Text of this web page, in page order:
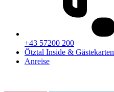
+43 57200 200
Ötztal Inside & Gästekarten
Anreise